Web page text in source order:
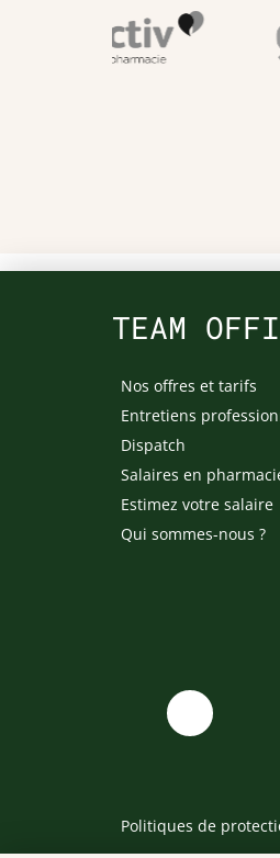
TEAM
Nos offres et tarifs
Entretiens
Dispatch
Salaires en
Estimez votre salaire
Qui sommes-nous ?
Politiques de